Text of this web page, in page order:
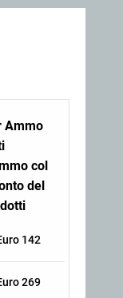
Ammo
col
del
142
269